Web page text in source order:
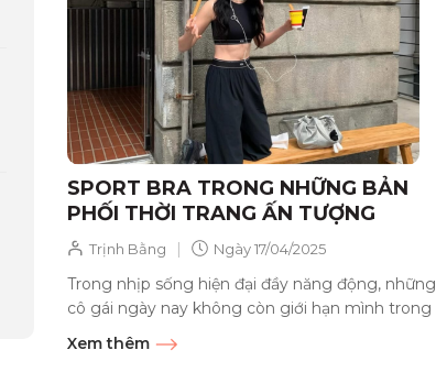
SPORT BRA TRONG NHỮNG BẢN
PHỐI THỜI TRANG ẤN TƯỢNG
Trịnh Bằng Ngày17/04/2025
Trong nhịp sống hiện đại đầy năng động, những
cô gái ngày nay không còn giới hạn mình trong
những bộ cánh cầu kỳ, bó...
Xem thêm